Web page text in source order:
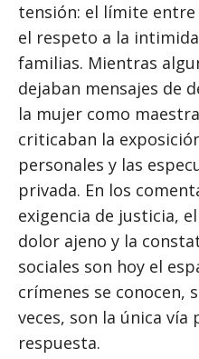
tensión: el límite
el respeto a la
familias. Mientras
dejaban mensajes de
la mujer como
criticaban la
personales y las
privada. En los
exigencia de justicia,
dolor ajeno y la
sociales son hoy el
crímenes se conocen,
veces, son la única vía
respuesta.